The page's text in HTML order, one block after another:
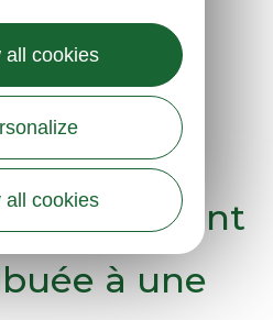
Aubrac,
est en
à une
all cookies
all cookies